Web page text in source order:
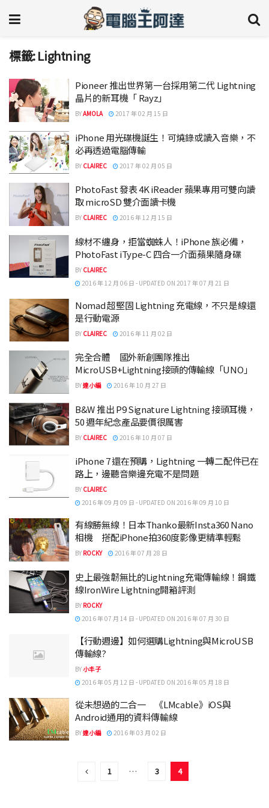
標籤:Lightning
Pioneer 推出世界第一台採用第二代 Lightning
晶片的新耳機「 Rayz」
BYAMOLA 2017 年 02 月 15 日
iPhone 用光碟機誕生！可燒錄或讀入音樂，不
必再透過電腦傳輸
BY CLAIREC 2017 年 02 月 05 日
PhotoFast 發表 4K iReader 蘋果專用可雙向讀
取 microSD 雙介面讀卡機
BY CLAIREC 2016 年 12 月 15 日
線材不纏身，拒當蜘蛛人！iPhone 族必備，
PhotoFast iType-C 四合一介面蘋果隨身碟
BY CLAIREC
2016 年 12 月 06 日 - UPDATED ON 2017 年 07 月 21 日
Nomad 超堅固 Lightning 充電線，不只是線還
是行動電源
BY CLAIREC 2016 年 11 月 02 日
完全合體 國外新創團隊推出
MicroUSB+Lightning接頭的傳輸線「UNO」
BY達小編 2016 年 10 月 27 日
B&W 推出 P9 Signature Lightning 接頭耳機，
50 週年紀念產品要價很厲害
BY CLAIREC 2016 年 10 月 07 日
iPhone 7 還在預購，Lightning 一轉二配件已在
路上，邊聽音樂邊充電不是問題
BY CLAIREC
2016 年 09 月 09 日 - UPDATED ON 2016 年 09 月 10 日
有線勝無線！日本Thanko最新Insta360 Nano
相機 搭配iPhone拍360度影像更精準輕鬆
BY ROCKY 2016 年 07 月 28 日
史上最強韌無比的Lightning充電傳輸線！鋼鐵
線IronWire Lightning開箱評測
BY ROCKY
2016 年 07 月 14 日 - UPDATED ON 2016 年 07 月 30 日
【行動週邊】如何選購Lightning與MicroUSB
傳輸線?
BY小丰子
2016 年 05 月 12 日 - UPDATED ON 2016 年 05 月 18 日
從未想過的二合一 《LMcable》iOS與
Android通用的資料傳輸線
BY達小編 2016 年 03 月 02 日
1 … 3 4